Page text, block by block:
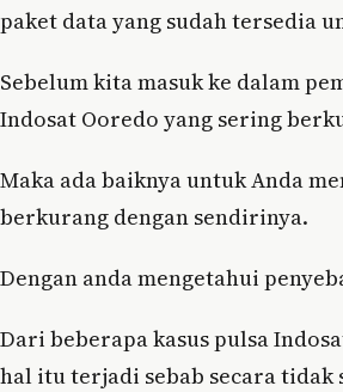
paket data yang sudah tersedia
Sebelum kita masuk ke dalam
Indosat Ooredo yang sering
Maka ada baiknya untuk Anda
berkurang dengan sendirinya.
Dengan anda mengetahui
Dari beberapa kasus pulsa
hal itu terjadi sebab secara tidak